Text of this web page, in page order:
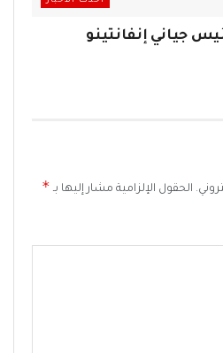
جياني إنفانتينو
الحقول الإلزامية مشار إليها بـ *